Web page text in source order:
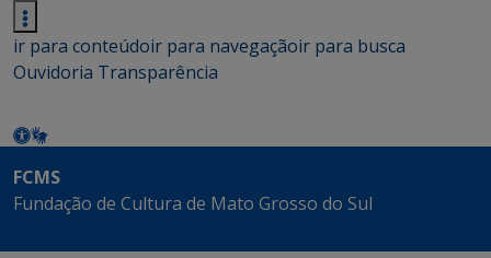
ir para conteúdoir para navegaçãoir para busca
Ouvidoria Transparência
FCMS
Fundação de Cultura de Mato Grosso do Sul